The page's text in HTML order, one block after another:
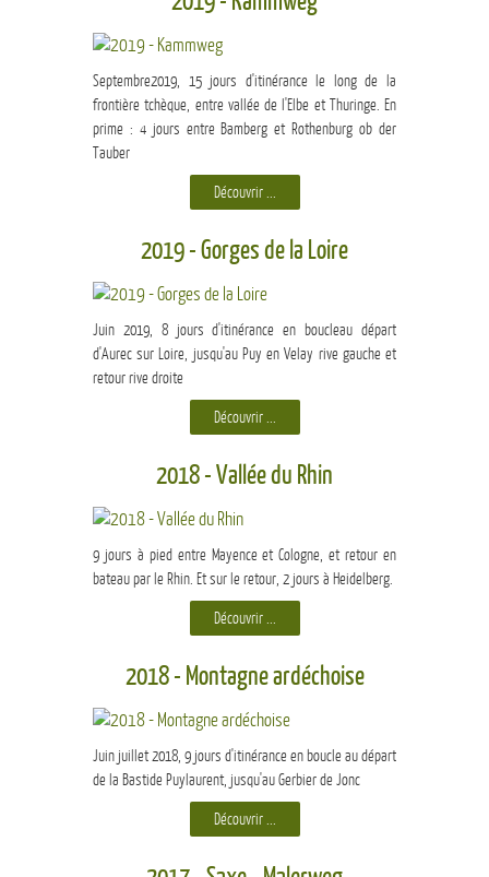
Septembre2019, 15 jours d'itinérance le long de la
frontière tchèque, entre vallée de l'Elbe et Thuringe. En
prime : 4 jours entre Bamberg et Rothenburg ob der
Tauber
Découvrir ...
2019 - Gorges de la Loire
Juin 2019, 8 jours d'itinérance en boucleau départ
d'Aurec sur Loire, jusqu'au Puy en Velay rive gauche et
retour rive droite
Découvrir ...
2018 - Vallée du Rhin
9 jours à pied entre Mayence et Cologne, et retour en
bateau par le Rhin. Et sur le retour, 2 jours à Heidelberg.
Découvrir ...
2018 - Montagne ardéchoise
Juin juillet 2018, 9 jours d'itinérance en boucle au départ
de la Bastide Puylaurent, jusqu'au Gerbier de Jonc
Découvrir ...